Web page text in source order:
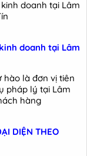
doanh tại Lâm
doanh tại Lâm
hào là đơn vị tiên
pháp lý tại Lâm
hàng
DIỆN THEO